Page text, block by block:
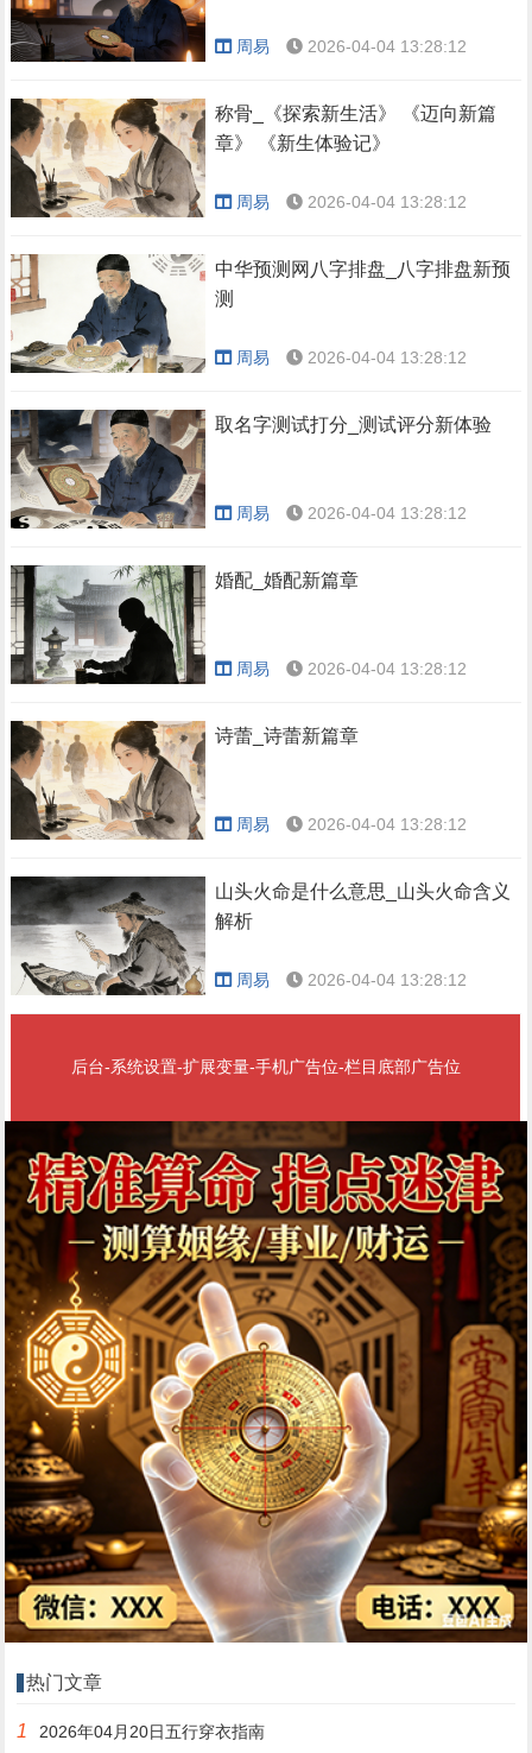
周易 2026-04-04 13:28:12
称骨_《探索新生活》 《迈向新篇
章》 《新生体验记》
周易 2026-04-04 13:28:12
中华预测网八字排盘_八字排盘新预
测
周易 2026-04-04 13:28:12
取名字测试打分_测试评分新体验
周易 2026-04-04 13:28:12
婚配_婚配新篇章
周易 2026-04-04 13:28:12
诗蕾_诗蕾新篇章
周易 2026-04-04 13:28:12
山头火命是什么意思_山头火命含义
解析
周易 2026-04-04 13:28:12
后台-系统设置-扩展变量-手机广告位-栏目底部广告位
热门文章
1 2026年04月20日五行穿衣指南